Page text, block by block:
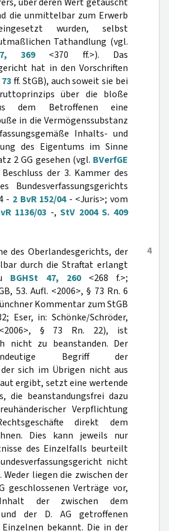
die unmittelbar zum Erwerb
wurden, selbst
Tathandlung (vgl.
369<370 ff.>). Das
hat in den Vorschriften
73ff. StGB), auch soweit sie bei
über die bloße
dem Betroffenen eine
in die Vermögenssubstanz
Inhalts- und
des Eigentums im Sinne
2 GG gesehen (vgl. BVerfGE
der 3. Kammer des
Bundesverfassungsgerichts
- 2 BvR 152/04- <Juris>; vom
1136/03 -,StV 2004 S. 409
4
des Oberlandesgerichts, der
durch die Straftat erlangt
BGHSt 47, 260<268 f.>;
53. Aufl. <2006>, § 73 Rn. 6
Kommentar zum StGB
Eser, in: Schönke/Schröder,
§ 73 Rn. 22), ist
nicht zu beanstanden. Der
Begriff der
sich im Übrigen nicht aus
ergibt, setzt eine wertende
die beanstandungsfrei dazu
Verpflichtung
direkt dem
Dies kann jeweils nur
des Einzelfalls beurteilt
nicht
liegen die zwischen der
geschlossenen Verträge vor,
der zwischen dem
und der D. AG getroffenen
bekannt. Die in der